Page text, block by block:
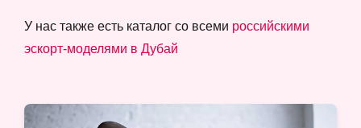
У нас также есть каталог со всеми российскими
эскорт-моделями в Дубай